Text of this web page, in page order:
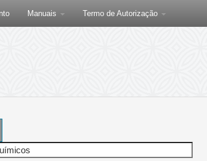
Manuais Termo de Autorização